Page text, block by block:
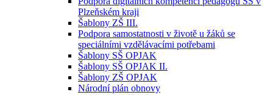
Plzeňském kraji
Šablony ZŠ III.
Podpora samostatnosti v životě u žáků se
speciálními vzdělávacími potřebami
Šablony SŠ OPJAK
Šablony SŠ OPJAK II.
Šablony ZŠ OPJAK
Národní plán obnovy